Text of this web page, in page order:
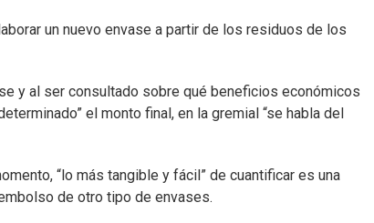
un nuevo envase a partir de los residuos de los
y al ser consultado sobre qué beneficios económicos
el monto final, en la gremial “se habla del
“lo más tangible y fácil” de cuantificar es una
de otro tipo de envases.